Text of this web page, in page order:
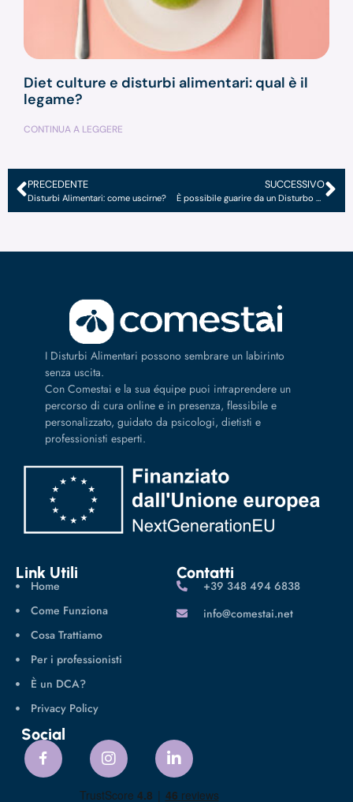
Diet culture e disturbi alimentari: qual è il
legame?
CONTINUA A LEGGERE
PRECEDENTE
Disturbi Alimentari: come uscirne?
SUCCESSIVO
È possibile guarire da un Disturbo Alimentare?
I Disturbi Alimentari possono sembrare un labirinto
senza uscita.
Con Comestai e la sua équipe puoi intraprendere un
percorso di cura online e in presenza, flessibile e
personalizzato, guidato da psicologi, dietisti e
professionisti esperti.
Link Utili
Home
Come Funziona
Cosa Trattiamo
Per i professionisti
È un DCA?
Privacy Policy
Contatti
‪+39 348 494 6838
info@comestai.net
Social